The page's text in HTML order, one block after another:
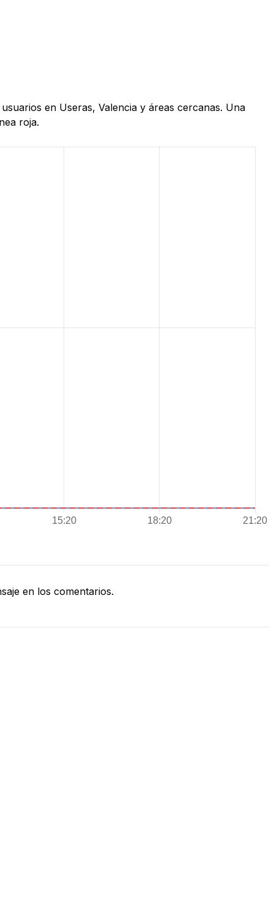
en Useras, Valencia y áreas cercanas. Una
roja.
en los comentarios.